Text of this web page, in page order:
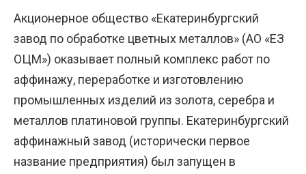
Акционерное общество «Екатеринбургский
завод по обработке цветных металлов» (АО «ЕЗ
ОЦМ») оказывает полный комплекс работ по
аффинажу, переработке и изготовлению
промышленных изделий из золота, серебра и
металлов платиновой группы. Екатеринбургский
аффинажный завод (исторически первое
название предприятия) был запущен в